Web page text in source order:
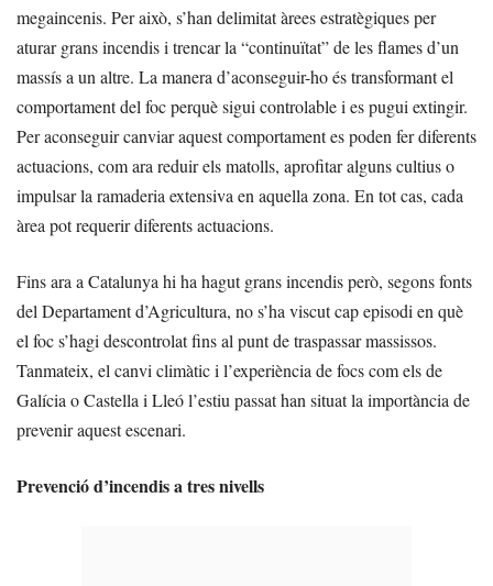
megaincenis. Per això, s’han delimitat àrees estratègiques per
aturar grans incendis i trencar la “continuïtat” de les flames d’un
massís a un altre. La manera d’aconseguir-ho és transformant el
comportament del foc perquè sigui controlable i es pugui extingir.
Per aconseguir canviar aquest comportament es poden fer diferents
actuacions, com ara reduir els matolls, aprofitar alguns cultius o
impulsar la ramaderia extensiva en aquella zona. En tot cas, cada
àrea pot requerir diferents actuacions.
Fins ara a Catalunya hi ha hagut grans incendis però, segons fonts
del Departament d’Agricultura, no s’ha viscut cap episodi en què
el foc s’hagi descontrolat fins al punt de traspassar massissos.
Tanmateix, el canvi climàtic i l’experiència de focs com els de
Galícia o Castella i Lleó l’estiu passat han situat la importància de
prevenir aquest escenari.
Prevenció d’incendis a tres nivells